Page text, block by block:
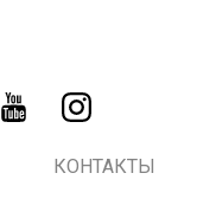
КОНТАКТЫ